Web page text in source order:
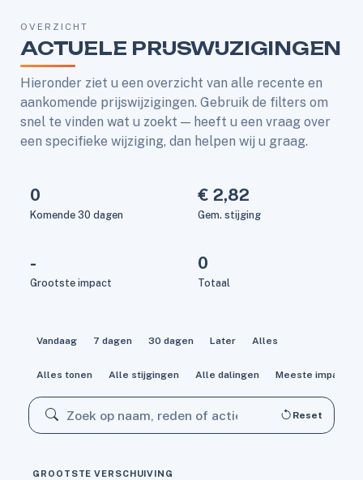
OVERZICHT
ACTUELE PRIJSWIJZIGINGEN
Hieronder ziet u een overzicht van alle recente en
aankomende prijswijzigingen. Gebruik de filters om
snel te vinden wat u zoekt — heeft u een vraag over
een specifieke wijziging, dan helpen wij u graag.
0
Komende 30 dagen
€ 2,82
Gem. stijging
-
Grootste impact
0
Totaal
Vandaag 7 dagen 30 dagen Later Alles
Alles tonen Alle stijgingen Alle dalingen Meeste impact
ZOEKEN
Reset
GROOTSTE VERSCHUIVING